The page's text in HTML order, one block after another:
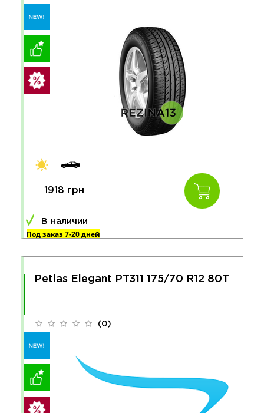
1918 грн
В наличии
Под заказ 7-20 дней
Petlas Elegant PT311 175/70 R12 80T
(0)